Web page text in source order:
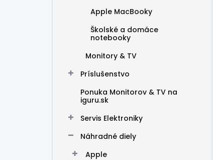
Apple MacBooky
Školské a domáce
notebooky
Monitory & TV
Príslušenstvo
Ponuka Monitorov & TV na
iguru.sk
Servis Elektroniky
Náhradné diely
Apple